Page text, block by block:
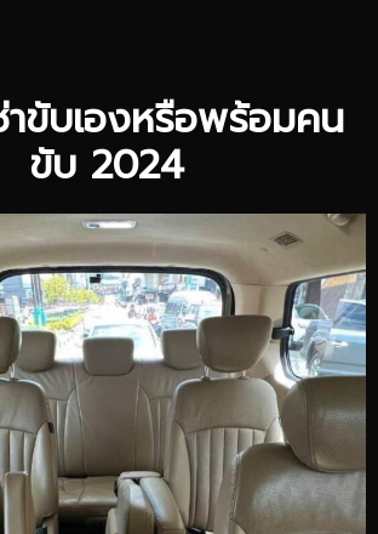
าขับเองหรือพร้อมคน
ขับ 2024